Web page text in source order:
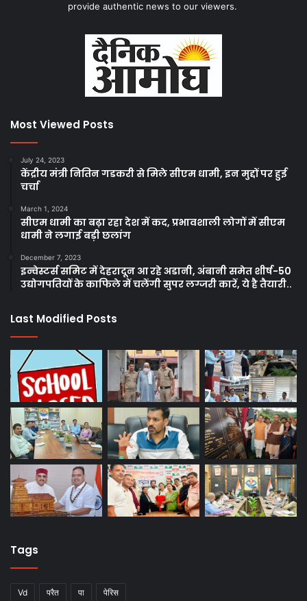
provide authentic news to our viewers.
Most Viewed Posts
July 24, 2023
केंद्रीय मंत्री नितिन गडकरी से मिले सीएम धामी, इन मुद्दों पर हुई
चर्चा
March 1, 2024
सीएम धामी का बढ़ा रहा देश में कद, प्रभावशाली लोगों में सीएम
धामी ने लगाई बड़ी छलांग
December 7, 2023
इन्वेस्टर्स समिट में देहरादून आ रहे अडानी, अंबानी समेत शीर्ष-50
उद्योगपतियों के काफिले में चलेंगी सुपर लग्जरी कारें, ये है तैयारी..
Last Modified Posts
Tags
Vd परैत पा पेरिस